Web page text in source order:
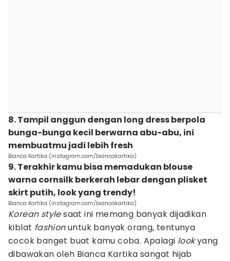
8. Tampil anggun dengan long dress berpola
bunga-bunga kecil berwarna abu-abu, ini
membuatmu jadi lebih fresh
Bianca Kartika (instagram.com/biancakartika)
9. Terakhir kamu bisa memadukan blouse
warna cornsilk berkerah lebar dengan plisket
skirt putih, look yang trendy!
Bianca Kartika (instagram.com/biancakartika)
Korean stylesaat ini memang banyak dijadikan
kiblat fashionuntuk banyak orang, tentunya
cocok banget buat kamu coba. Apalagi lookyang
dibawakan oleh Bianca Kartika sangat hijab